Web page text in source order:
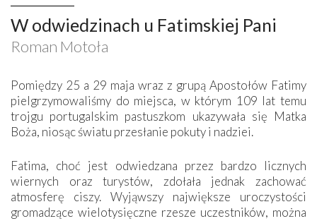
W odwiedzinach u Fatimskiej Pani
Roman Motoła
Pomiędzy 25 a 29 maja wraz z grupą Apostołów Fatimy
pielgrzymowaliśmy do miejsca, w którym 109 lat temu
trojgu portugalskim pastuszkom ukazywała się Matka
Boża, niosąc światu przesłanie pokuty i nadziei.
Fatima, choć jest odwiedzana przez bardzo licznych
wiernych oraz turystów, zdołała jednak zachować
atmosferę ciszy. Wyjąwszy największe uroczystości
gromadzące wielotysięczne rzesze uczestników, można